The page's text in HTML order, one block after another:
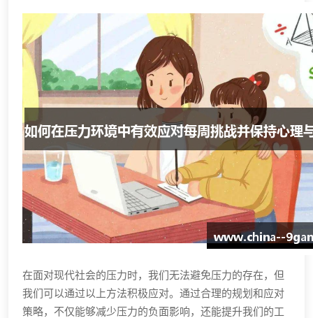
在面对现代社会的压力时，我们无法避免压力的存在，但
我们可以通过以上方法积极应对。通过合理的规划和应对
策略，不仅能够减少压力的负面影响，还能提升我们的工